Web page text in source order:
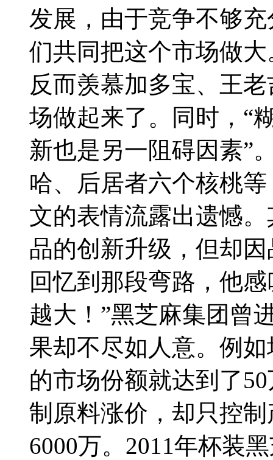
发展，由于竞争不够
们共同把这个市场做
反而羡慕加多宝、王
场做起来了。同时，“
新也是另一阻碍因素”
哈、后居者六个核桃
文的表情流露出遗憾
品的创新升级，但却
回忆到那段弯路，他
越大！”黑芝麻集团曾
果却不尽如人意。例
的市场份额就达到了
制原料涨价，却只控
6000万。2011年杯装